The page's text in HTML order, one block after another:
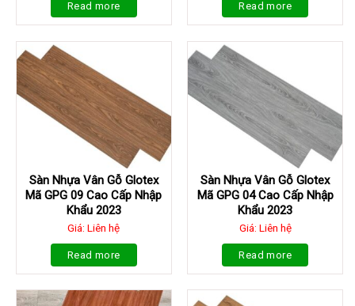
Read more Read more
Sàn Nhựa Vân Gỗ Glotex
Mã GPG 09 Cao Cấp Nhập
Khẩu 2023
Giá: Liên hệ
Read more
Sàn Nhựa Vân Gỗ Glotex
Mã GPG 04 Cao Cấp Nhập
Khẩu 2023
Giá: Liên hệ
Read more